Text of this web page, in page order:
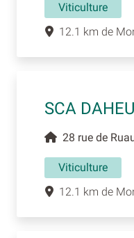
Viticulture
12.1 km de
SCA
28 rue de
Viticulture
12.1 km de